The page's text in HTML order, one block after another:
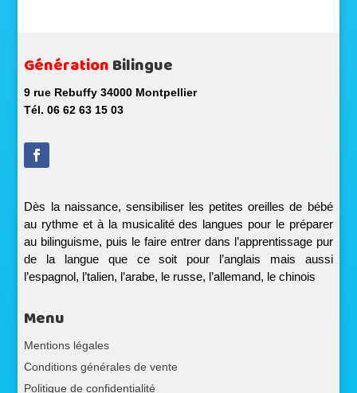
GénérationBilingue
9 rue Rebuffy 34000 Montpellier
Tél. 06 62 63 15 03
Dès la naissance, sensibiliser les petites oreilles de bébé
au rythme et à la musicalité des langues pour le préparer
au bilinguisme, puis le faire entrer dans l’apprentissage pur
de la langue que ce soit pour l’anglais mais aussi
l’espagnol, l’talien, l’arabe, le russe, l’allemand, le chinois
Menu
Mentions légales
Conditions générales de vente
Politique de confidentialité